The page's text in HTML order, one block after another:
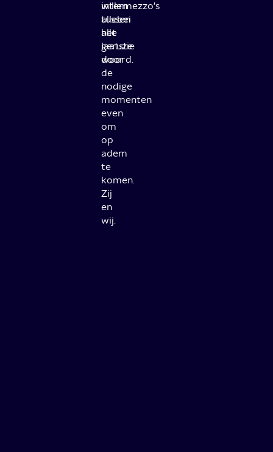
willen
allebei
het
laatste
woord.
intermezzo's
tussen
alle
geruzie
door
de
nodige
momenten
even
om
op
adem
te
komen.
Zij
en
wij.